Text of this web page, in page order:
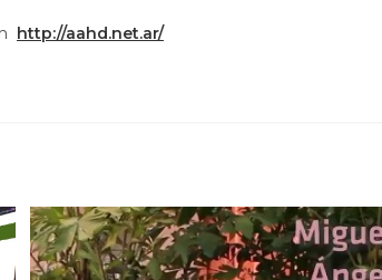
http://aahd.net.ar/